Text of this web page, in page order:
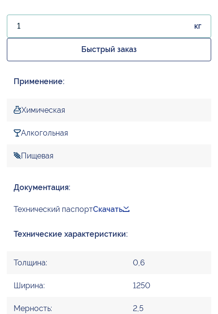
кг
Быстрый заказ
Применение:
Химическая
Алкогольная
Пищевая
Документация:
Технический паспортСкачать
Технические характеристики:
Толщина: 0,6
Ширина: 1250
Мерность: 2,5